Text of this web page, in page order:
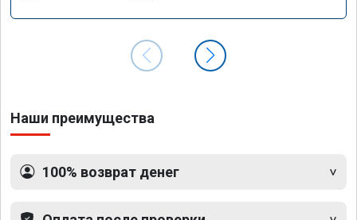
Наши преимущества
100% возврат денег